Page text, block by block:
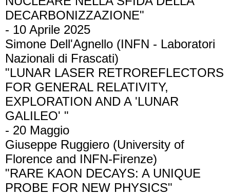
DECARBONIZZAZIONE"
- 10 Aprile 2025
Simone Dell'Agnello (INFN - Laboratori
Nazionali di Frascati)
"LUNAR LASER RETROREFLECTORS
FOR GENERAL RELATIVITY,
EXPLORATION AND A 'LUNAR
GALILEO' "
- 20 Maggio
Giuseppe Ruggiero (University of
Florence and INFN-Firenze)
"RARE KAON DECAYS: A UNIQUE
PROBE FOR NEW PHYSICS"